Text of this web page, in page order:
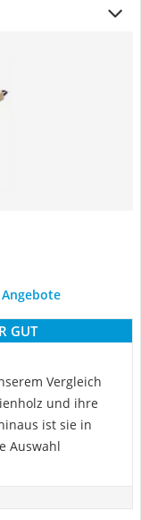
GUT
Vergleich
und ihre
ist sie in
Auswahl